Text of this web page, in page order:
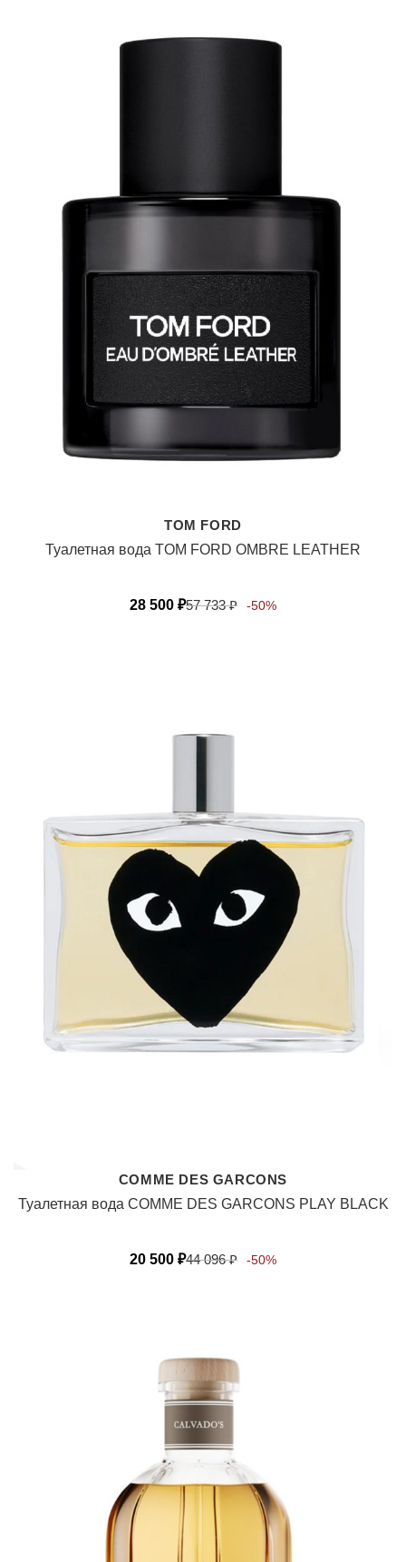
TOM FORD
Туалетная вода TOM FORD OMBRE LEATHER
28 500 ₽57 733₽ -50%
COMME DES GARCONS
Туалетная вода COMME DES GARCONS PLAY BLACK
20 500 ₽44 096₽ -50%